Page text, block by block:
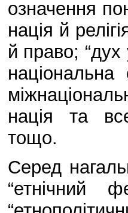
означення
нація й
й право; “дух
національна
нація та
тощо.
Серед
“етнічний